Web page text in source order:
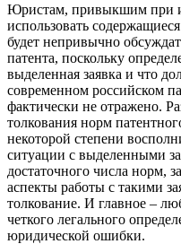
Юристам, привыкшим при
использовать
будет непривычно
патента, поскольку
выделенная заявка и что
современном российском
фактически не отражено.
толкования норм
некоторой степени
ситуации с выделенными
достаточного числа норм,
аспекты работы с такими
толкование. И главное –
четкого легального
юридической ошибки.